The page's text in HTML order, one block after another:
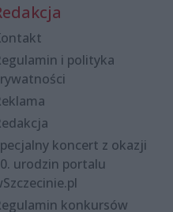
i polityka
koncert z okazji
urodzin portalu
konkursów